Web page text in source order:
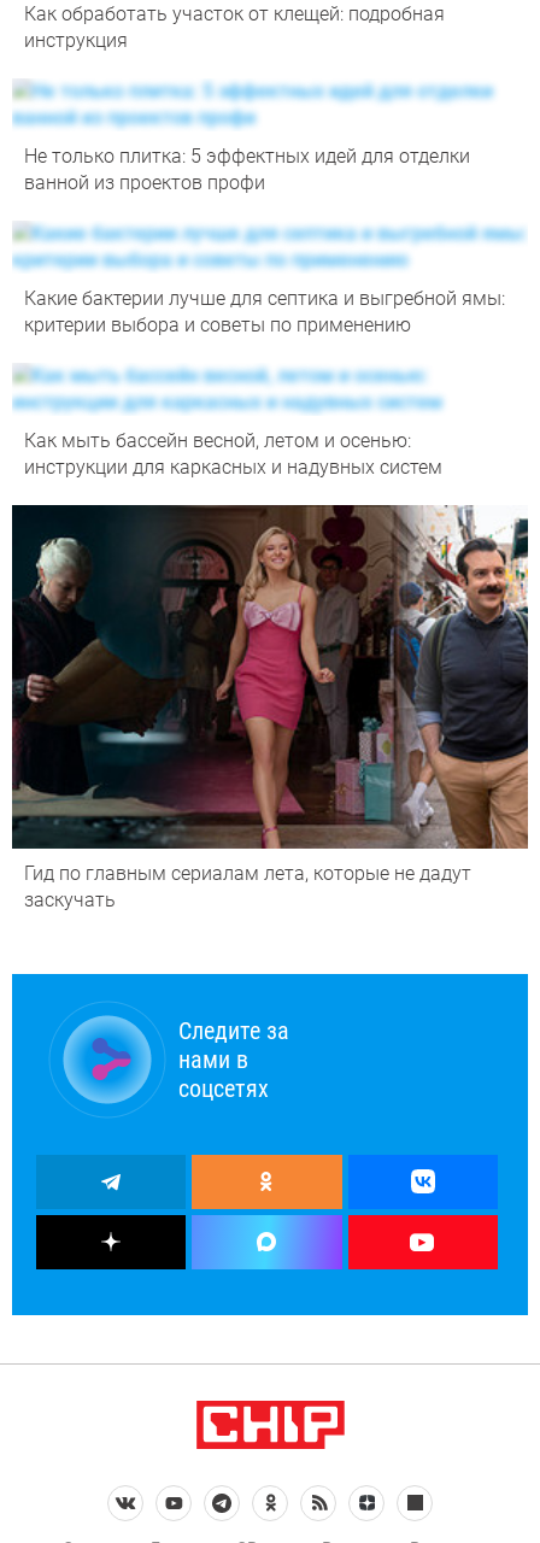
Как обработать участок от клещей: подробная
инструкция
Не только плитка: 5 эффектных идей для отделки
ванной из проектов профи
Какие бактерии лучше для септика и выгребной ямы:
критерии выбора и советы по применению
Как мыть бассейн весной, летом и осенью:
инструкции для каркасных и надувных систем
Гид по главным сериалам лета, которые не дадут
заскучать
Следите за
нами в
соцсетях